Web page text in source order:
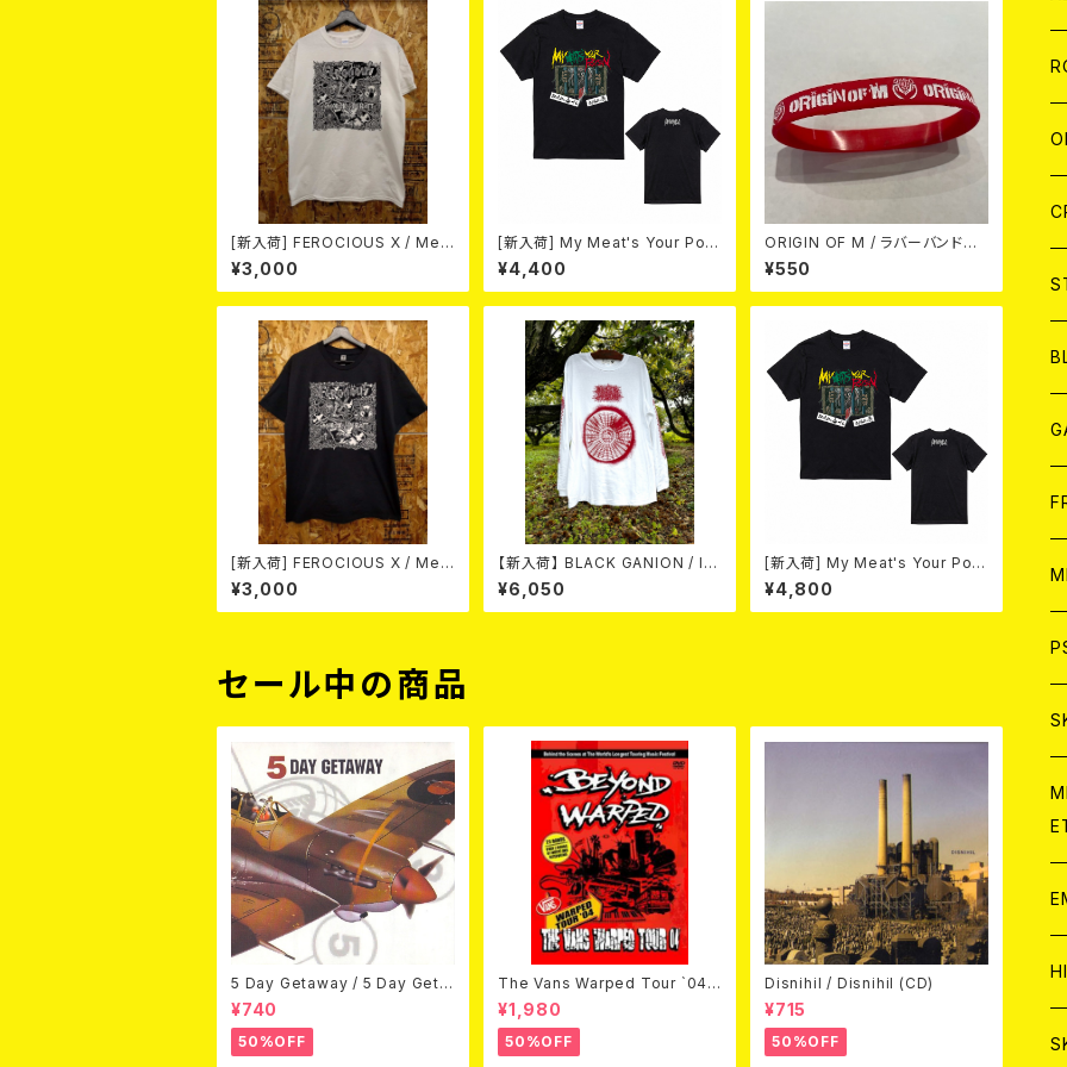
[新入荷] FEROCIOUS X / Med
Vilken Rätt (T-shirt/WHITE /
Size:L)
¥3,000
[新入荷] My Meat's Your Pois
on -あんたにゃ毒でもオイラにゃ
薬- / BLACK T-shirt (S～XL)
¥4,400
ORIGIN OF M / ラバーバンド
RED/WHITE
¥550
[新入荷] FEROCIOUS X / Med
Vilken Rätt (T-shirt/BLACK/
Size:L)
¥3,000
【新入荷】 BLACK GANION / IR
ON MANDARA L/S T-SHIRT
(WHITE BODY X RED PRINT)
¥6,050
[新入荷] My Meat's Your Pois
on -あんたにゃ毒でもオイラにゃ
薬- / BLACK T-shirt (XXL & X
XXL)
¥4,800
セール中の商品
5 Day Getaway / 5 Day Geta
way (CDEP)
¥740
50%OFF
The Vans Warped Tour `04
Beyond Warped (国内盤DVD)
¥1,980
50%OFF
Disnihil / Disnihil (CD)
¥715
50%OFF
CD
CD
CD